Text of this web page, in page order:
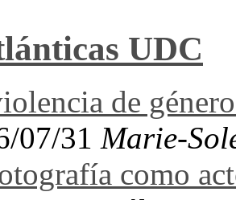
UDC
de
07/31 Marie-
como